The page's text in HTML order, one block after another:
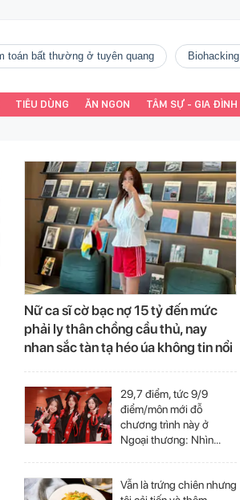
toán bất thường ở tuyên quang Biohacking
TIÊU DÙNG ĂN NGON TÂM SỰ - GIA ĐÌNH
Nữ ca sĩ cờ bạc nợ 15 tỷ đến mức
phải ly thân chồng cầu thủ, nay
nhan sắc tàn tạ héo úa không tin nổi
29,7 điểm, tức 9/9
điểm/môn mới đỗ
chương trình này ở
Ngoại thương: Nhìn
Vẫn là trứng chiên nhưng